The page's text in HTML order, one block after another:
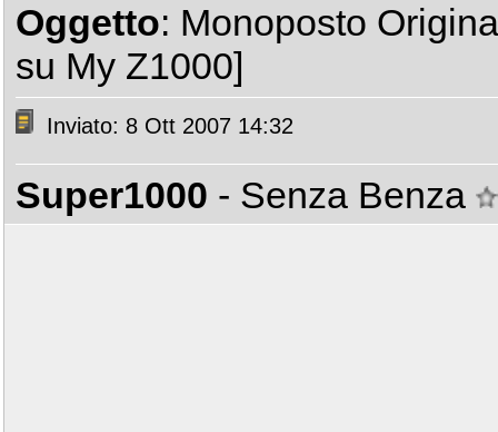
Oggetto: Monoposto
su My Z1000]
Inviato: 8 Ott 2007 14:32
Super1000 - Senza Benza